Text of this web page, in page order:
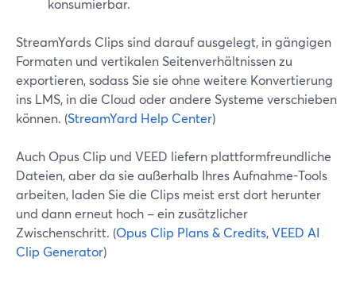
konsumierbar.
StreamYards Clips sind darauf ausgelegt, in gängigen
Formaten und vertikalen Seitenverhältnissen zu
exportieren, sodass Sie sie ohne weitere Konvertierung
ins LMS, in die Cloud oder andere Systeme verschieben
können. (StreamYard Help Center)
Auch Opus Clip und VEED liefern plattformfreundliche
Dateien, aber da sie außerhalb Ihres Aufnahme-Tools
arbeiten, laden Sie die Clips meist erst dort herunter
und dann erneut hoch – ein zusätzlicher
Zwischenschritt. (Opus Clip Plans & Credits,VEED AI
Clip Generator)